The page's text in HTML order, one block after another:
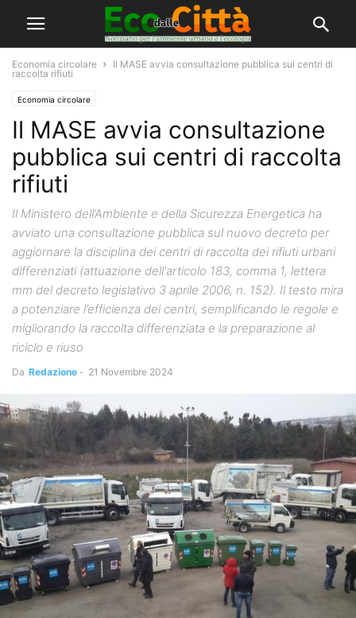
Economia circolare
Il MASE avvia consultazione pubblica sui centri di
raccolta rifiuti
Economia circolare
Il MASE avvia consultazione
pubblica sui centri di raccolta
rifiuti
Il Ministero dell’Ambiente e della Sicurezza Energetica ha
avviato una consultazione pubblica sul nuovo decreto per
aggiornare la disciplina dei centri di raccolta dei rifiuti urbani
differenziati (attuazione dell'articolo 183, comma 1, lettera
mm del decreto legislativo 3 aprile 2006, n. 152). Il testo mira
a potenziare l’efficienza dei centri, semplificando le regole e
migliorando la raccolta differenziata e la preparazione al
riciclo e riuso
Da Redazione - 21 Novembre 2024